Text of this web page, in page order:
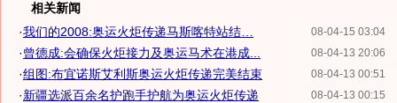
相关新闻
08-04-15 03:04
·我们的2008:奥运火炬传递马斯喀特站结…
08-04-13 20:06
·曾德成:会确保火炬接力及奥运马术在港成...
08-04-13 00:51
·组图:布宜诺斯艾利斯奥运火炬传递完美结束
08-04-13 00:15
·新疆选派百余名护跑手护航为奥运火炬传递